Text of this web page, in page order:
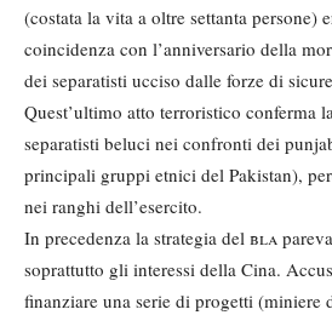
(costata la vita a oltre settanta persone)
coincidenza con l’anniversario della
dei separatisti ucciso dalle forze di
Quest’ultimo atto terroristico conferma
separatisti beluci nei confronti dei
principali gruppi etnici del Pakistan),
nei ranghi dell’esercito.
In precedenza la strategia del bla
soprattutto gli interessi della Cina.
finanziare una serie di progetti (miniere